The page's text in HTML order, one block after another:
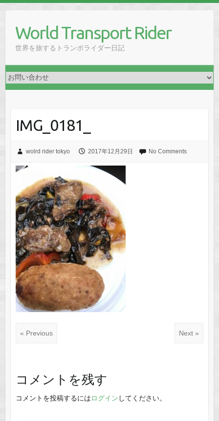
contentWorld Transport Rider
世界を旅するトランポライダー日記
IMG_0181_
wolrd rider tokyo 2017年12月29日 No Comments
« Previous Next »
コメントを残す
コメントを投稿するにはログイン してください。